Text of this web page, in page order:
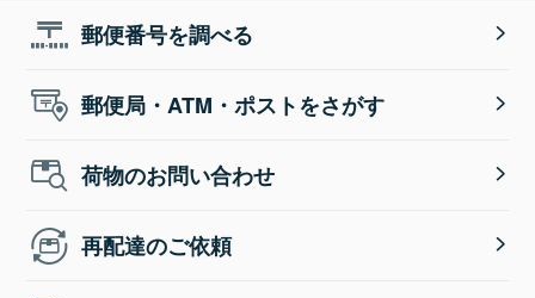
郵便番号を調べる
郵便局・ATM・ポストをさがす
荷物のお問い合わせ
再配達のご依頼